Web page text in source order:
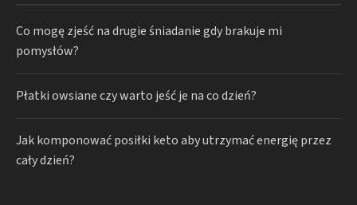
Co mogę zjeść na drugie śniadanie gdy brakuje mi
pomysłów?
Płatki owsiane czy warto jeść je na co dzień?
Jak komponować posiłki keto aby utrzymać energię przez
cały dzień?